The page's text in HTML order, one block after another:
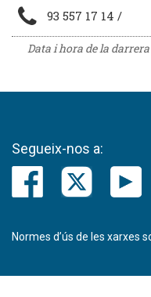
93 557 17 14 /
Data i hora de la
Segueix-nos a:
Normes d’ús de les xarxes